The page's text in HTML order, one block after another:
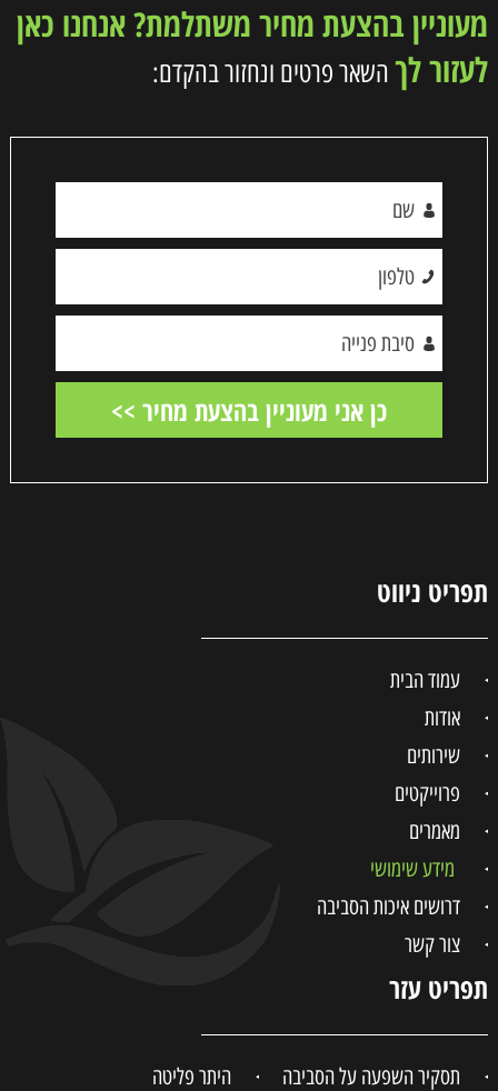
מעוניין בהצעת מחיר משתלמת? אנחנו כאן
לעזור לךהשאר פרטים ונחזור בהקדם:
תפריט ניווט
עמוד הבית
אודות
שירותים
פרוייקטים
מאמרים
מידע שימושי
דרושים איכות הסביבה
צור קשר
תפריט עזר
תסקיר השפעה על הסביבה
היתר פליטה